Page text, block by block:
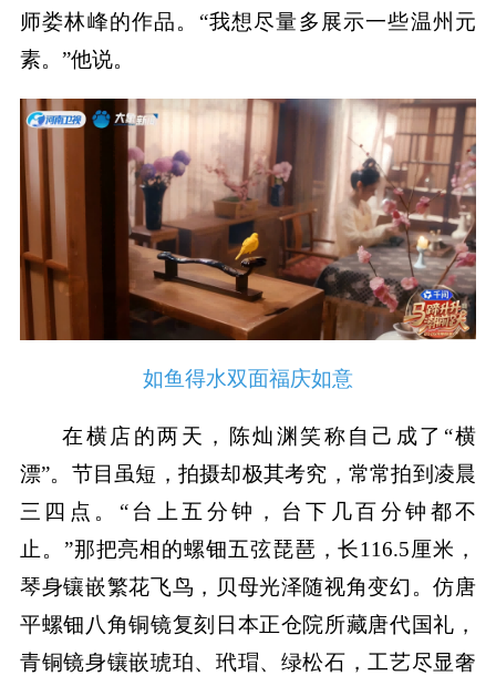
师娄林峰的作品。“我想尽量多展示一些温州元
素。”他说。
如鱼得水双面福庆如意
在横店的两天，陈灿渊笑称自己成了“横
漂”。节目虽短，拍摄却极其考究，常常拍到凌晨
三四点。“台上五分钟，台下几百分钟都不
止。”那把亮相的螺钿五弦琵琶，长116.5厘米，
琴身镶嵌繁花飞鸟，贝母光泽随视角变幻。仿唐
平螺钿八角铜镜复刻日本正仓院所藏唐代国礼，
青铜镜身镶嵌琥珀、玳瑁、绿松石，工艺尽显奢